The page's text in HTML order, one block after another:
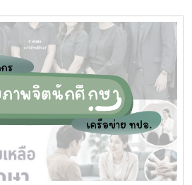
บความอนุเคราะห์รถรับนักศึกษาจาก
ม